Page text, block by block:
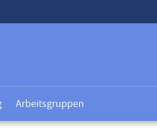
Arbeitsgruppen